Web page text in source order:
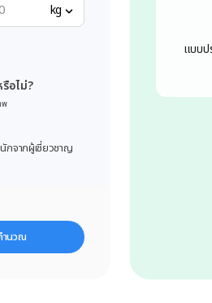
kg
อไม่?
พ
กจากผู้เชี่ยวชาญ
ำนวณ
แบบป